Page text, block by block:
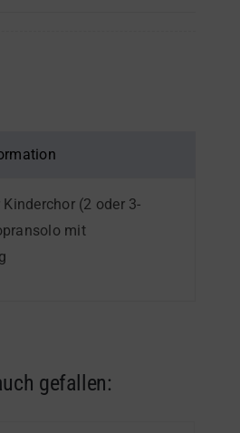
Kinderchor (2 oder 3-
mit
gefallen: